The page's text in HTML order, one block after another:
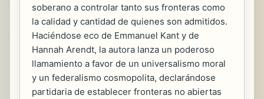
soberano a controlar tanto sus fronteras como
la calidad y cantidad de quienes son admitidos.
Haciéndose eco de Emmanuel Kant y de
Hannah Arendt, la autora lanza un poderoso
llamamiento a favor de un universalismo moral
y un federalismo cosmopolita, declarándose
partidaria de establecer fronteras no abiertas